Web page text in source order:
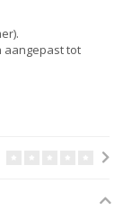
aangepast tot